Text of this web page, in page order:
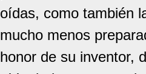
oídas, como también
mucho menos
honor de su inventor,